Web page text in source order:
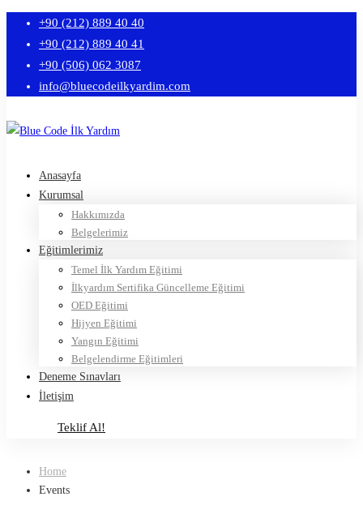
+90 (212) 889 40 40
+90 (212) 889 40 41
+90 (506) 062 3087
info@bluecodeilkyardim.com
Anasayfa
Kurumsal
Hakkımızda
Belgelerimiz
Eğitimlerimiz
Temel İlk Yardım Eğitimi
İlkyardım Sertifika Güncelleme Eğitimi
OED Eğitimi
Hijyen Eğitimi
Yangın Eğitimi
Belgelendirme Eğitimleri
Deneme Sınavları
İletişim
Teklif Al!
Home
Events